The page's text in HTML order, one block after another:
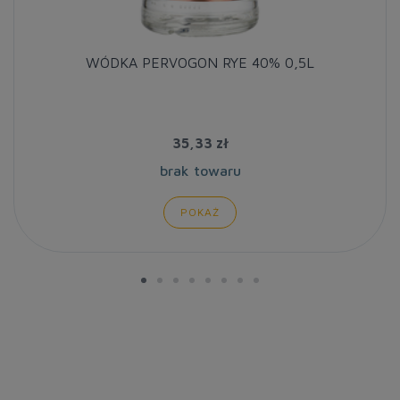
WÓDKA PERVOGON RYE 40% 0,5L
35,33 zł
brak towaru
POKAŻ